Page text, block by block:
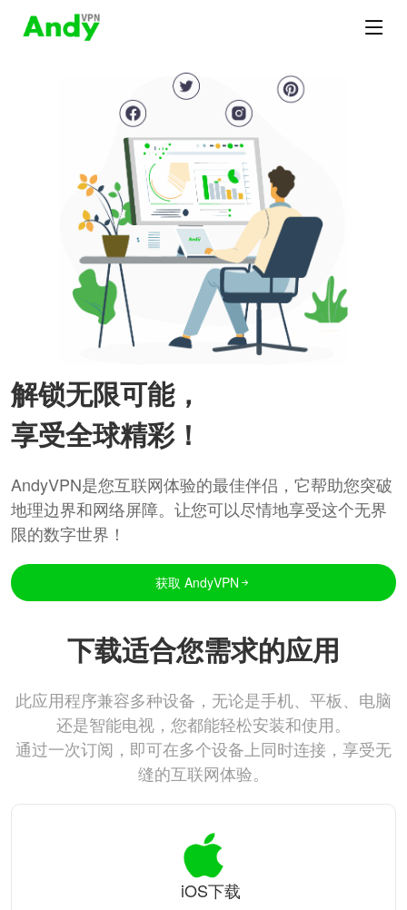
解锁无限可能，
享受全球精彩！
AndyVPN是您互联网体验的最佳伴侣，它帮助您突破
地理边界和网络屏障。让您可以尽情地享受这个无界
限的数字世界！
获取 AndyVPN
下载适合您需求的应用
此应用程序兼容多种设备，无论是手机、平板、电脑
还是智能电视，您都能轻松安装和使用。
通过一次订阅，即可在多个设备上同时连接，享受无
缝的互联网体验。
iOS下载